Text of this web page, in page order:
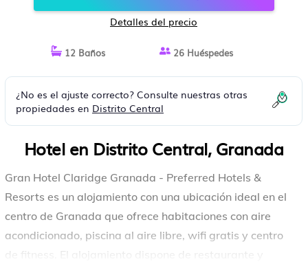
Detalles del precio
12 Baños 26 Huéspedes
¿No es el ajuste correcto? Consulte nuestras otras
propiedades en Distrito Central
Hotel en Distrito Central, Granada
Gran Hotel Claridge Granada - Preferred Hotels &
Resorts es un alojamiento con una ubicación ideal en el
centro de Granada que ofrece habitaciones con aire
acondicionado, piscina al aire libre, wifi gratis y centro
de fitness. El alojamiento dispone de restaurante y